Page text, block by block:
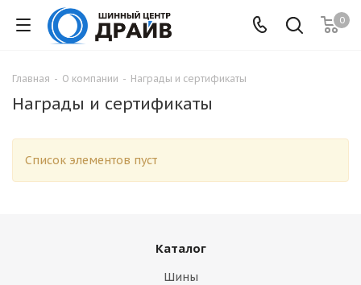
0
Главная - О компании - Награды и сертификаты
Награды и сертификаты
Список элементов пуст
Каталог
Шины